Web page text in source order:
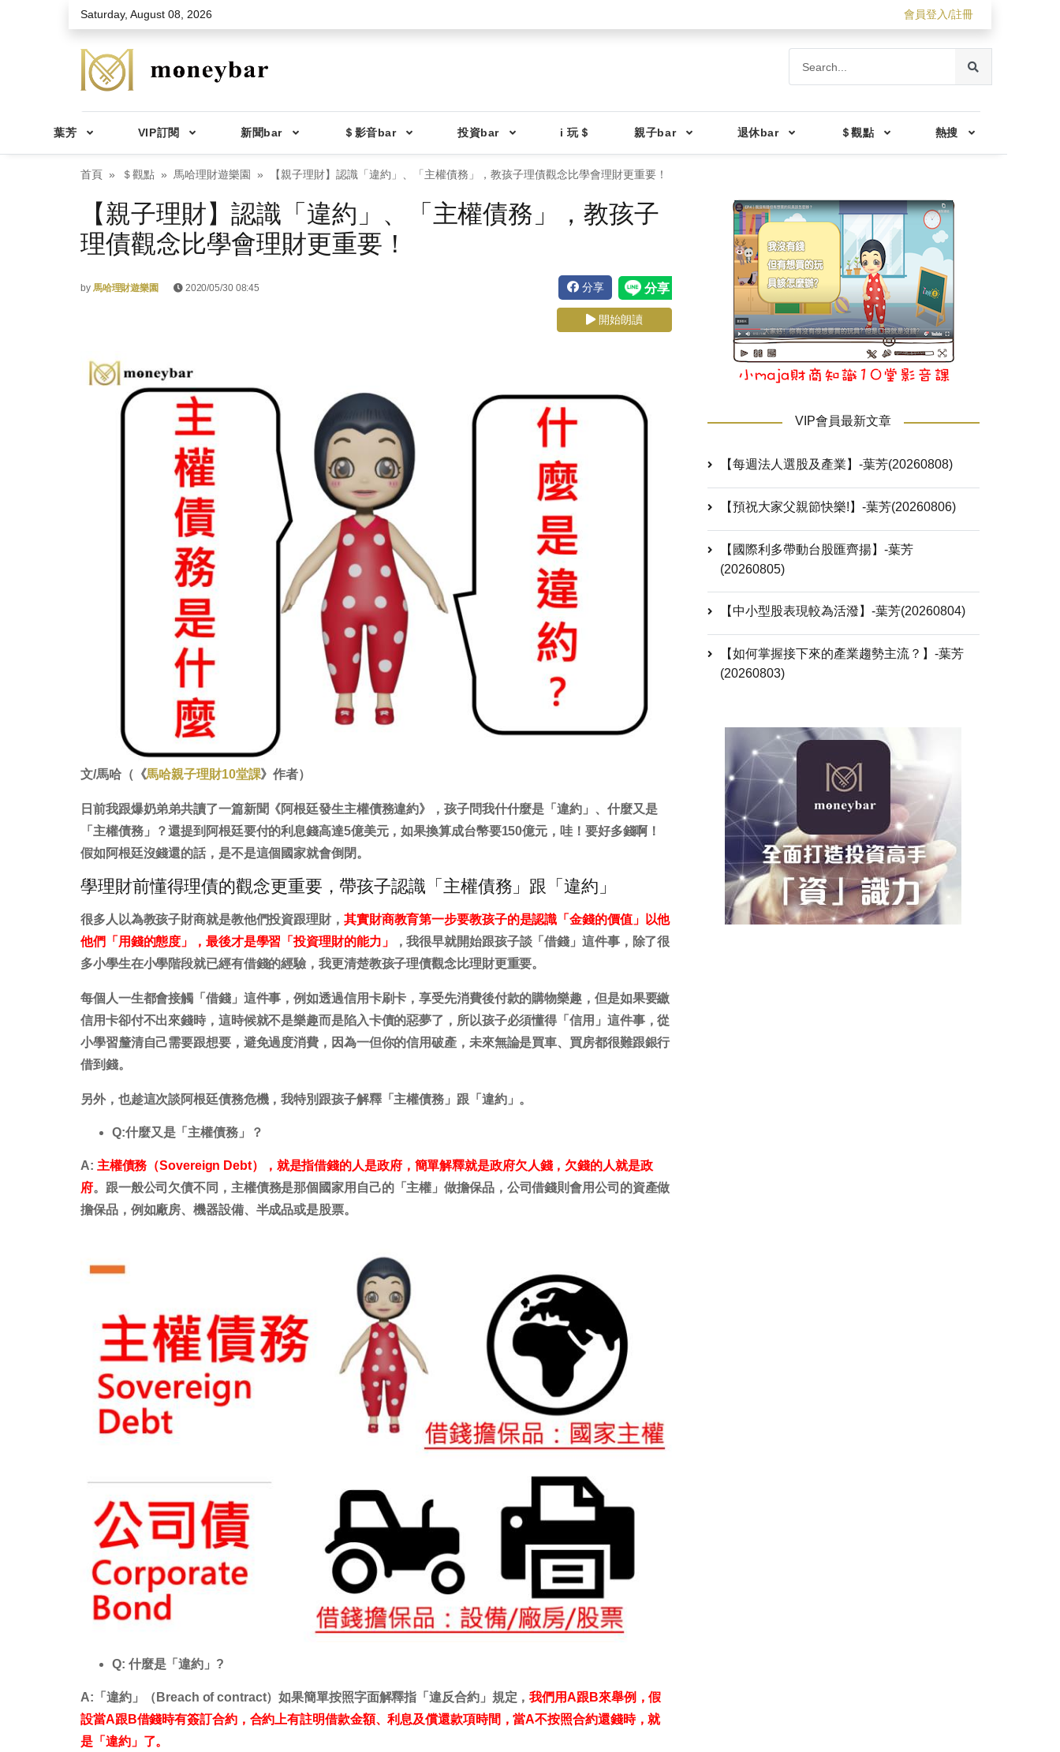
Skip to main contentSaturday, August 08, 2026 會員登入/註冊
葉芳 VIP訂閱 新聞bar ＄影音bar 投資bar i 玩＄ 親子bar 退休bar ＄觀點 熱搜
首頁 ＄觀點 馬哈理財遊樂園 【親子理財】認識「違約」、「主權債務」，教孩子理債觀念比學會理財更重要！
【親子理財】認識「違約」、「主權債務」，教孩子
理債觀念比學會理財更重要！
by 馬哈理財遊樂園 2020/05/30 08:45 分享
開始朗讀
文/馬哈（《馬哈親子理財10堂課》作者）
日前我跟爆奶弟弟共讀了一篇新聞《阿根廷發生主權債務違約》，孩子問我什什麼是「違約」、什麼又是
「主權債務」？還提到阿根廷要付的利息錢高達5億美元，如果換算成台幣要150億元，哇！要好多錢啊！
假如阿根廷沒錢還的話，是不是這個國家就會倒閉。
學理財前懂得理債的觀念更重要，帶孩子認識「主權債務」跟「違約」
很多人以為教孩子財商就是教他們投資跟理財， 其實財商教育第一步要教孩子的是認識「金錢的價值」以他
他們「用錢的態度」，最後才是學習「投資理財的能力」
，我很早就開始跟孩子談「借錢」這件事，除了很
多小學生在小學階段就已經有借錢的經驗，我更清楚教孩子理債觀念比理財更重要。
每個人一生都會接觸「借錢」這件事，例如透過信用卡刷卡，享受先消費後付款的購物樂趣，但是如果要繳
信用卡卻付不出來錢時，這時候就不是樂趣而是陷入卡債的惡夢了，所以孩子必須懂得「信用」這件事，從
小學習釐清自己需要跟想要，避免過度消費，因為一但你的信用破產，未來無論是買車、買房都很難跟銀行
借到錢。
另外，也趁這次談阿根廷債務危機，我特別跟孩子解釋「主權債務」跟「違約」。
Q:什麼又是「主權債務」？
A: 主權債務（Sovereign Debt），就是指借錢的人是政府，簡單解釋就是政府欠人錢，欠錢的人就是政
府。跟一般公司欠債不同，主權債務是那個國家用自己的「主權」做擔保品，公司借錢則會用公司的資產做
擔保品，例如廠房、機器設備、半成品或是股票。
Q: 什麼是「違約」?
A:「違約」（Breach of contract）如果簡單按照字面解釋指「違反合約」規定，我們用A跟B來舉例，假
設當A跟B借錢時有簽訂合約，合約上有註明借款金額、利息及償還款項時間，當A不按照合約還錢時，就
是「違約」了。
VIP會員最新文章
【每週法人選股及產業】-葉芳(20260808)
【預祝大家父親節快樂!】-葉芳(20260806)
【國際利多帶動台股匯齊揚】-葉芳
(20260805)
【中小型股表現較為活潑】-葉芳(20260804)
【如何掌握接下來的產業趨勢主流？】-葉芳
(20260803)